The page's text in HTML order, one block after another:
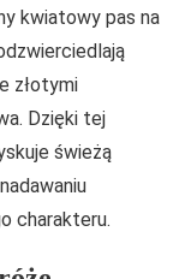
kwiatowy pas na
złotymi
Dzięki tej
świeżą
charakteru.